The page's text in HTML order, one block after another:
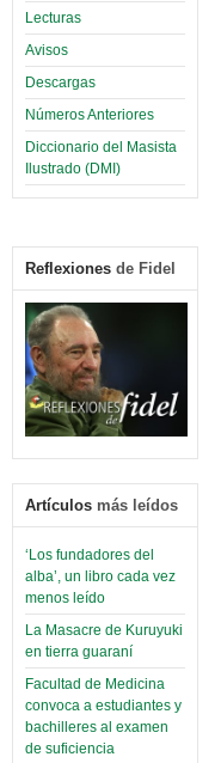
Lecturas
Avisos
Descargas
Números Anteriores
Diccionario del Masista
Ilustrado (DMI)
Reflexiones de Fidel
Artículos más leídos
‘Los fundadores del
alba’, un libro cada vez
menos leído
La Masacre de Kuruyuki
en tierra guaraní
Facultad de Medicina
convoca a estudiantes y
bachilleres al examen
de suficiencia